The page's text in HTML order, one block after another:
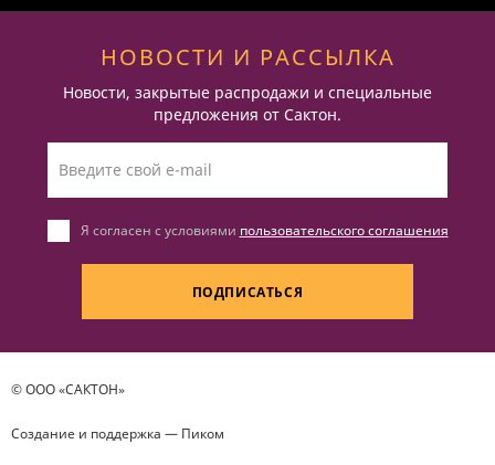
НОВОСТИ И РАССЫЛКА
Новости, закрытые распродажи и специальные
предложения от Сактон.
Я согласен с условиями пользовательского соглашения
ПОДПИСАТЬСЯ
© ООО «САКТОН»
Создание и поддержка — Пиком